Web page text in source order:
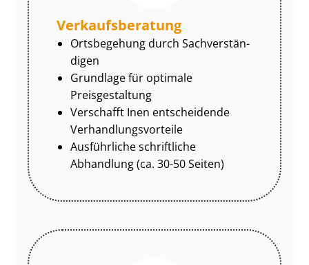
Ver­kaufs­be­ra­tung
Ortsbegehung durch Sach­ver­stän­
di­gen
Grundlage für optimale
Preisgestaltung
Verschafft Inen entscheidende
Ver­hand­lungs­vor­tei­le
Ausführliche schriftliche
Abhandlung (ca. 30-50 Seiten)